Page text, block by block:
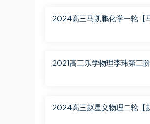
2024高三马凯鹏化学一轮【
2021高三乐学物理李玮第三
2024高三赵星义物理二轮【